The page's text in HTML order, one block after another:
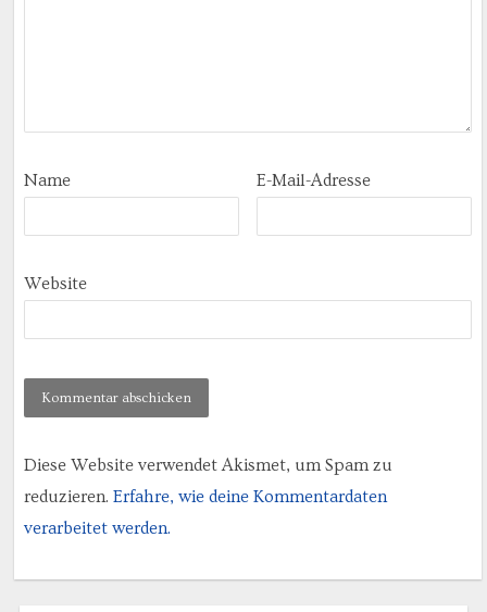
Name E-Mail-Adresse
Website
Diese Website verwendet Akismet, um Spam zu
reduzieren. Erfahre, wie deine Kommentardaten
verarbeitet werden.